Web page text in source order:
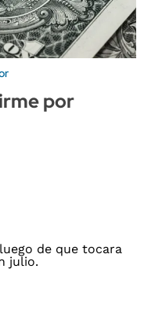
por